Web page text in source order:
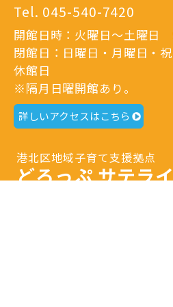
Tel. 045-540-7420
開館日時：火曜日～土曜日
閉館日：日曜日・月曜日・
休館日
※隔月日曜開館あり。
詳しいアクセスはこちら
港北区地域子育て支援拠点
どろっぷ サテラ